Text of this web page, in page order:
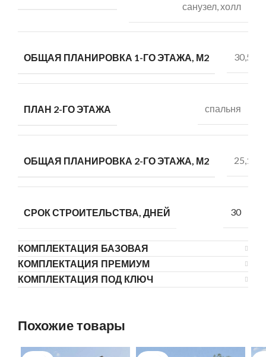
санузел, холл
ОБЩАЯ ПЛАНИРОВКА 1-ГО ЭТАЖА, М2 30,55
ПЛАН 2-ГО ЭТАЖА спальня
ОБЩАЯ ПЛАНИРОВКА 2-ГО ЭТАЖА, М2 25,12
СРОК СТРОИТЕЛЬСТВА, ДНЕЙ 30
КОМПЛЕКТАЦИЯ БАЗОВАЯ
КОМПЛЕКТАЦИЯ ПРЕМИУМ
КОМПЛЕКТАЦИЯ ПОД КЛЮЧ
Похожие товары